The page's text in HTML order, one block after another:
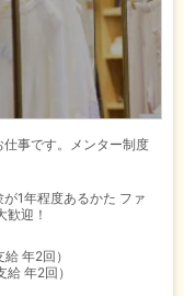
事です。メンター制度
が1年程度あるかた ファ
歓迎！
年2回）
年2回）